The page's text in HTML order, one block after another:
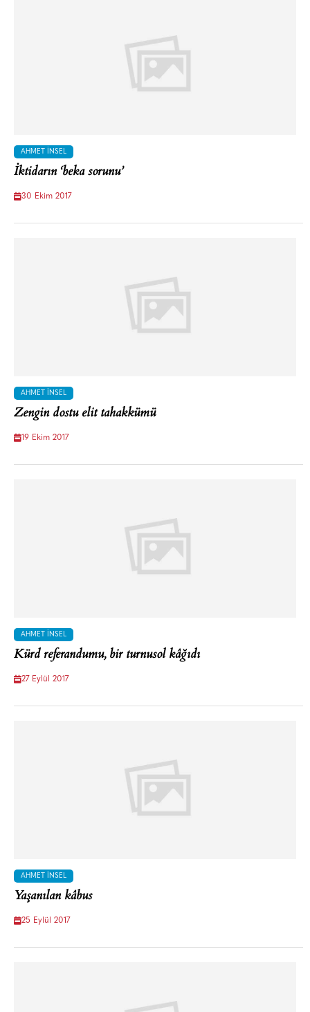
AHMET İNSEL
İktidarın ‘beka sorunu’
30 Ekim 2017
AHMET İNSEL
Zengin dostu elit tahakkümü
19 Ekim 2017
AHMET İNSEL
Kürd referandumu, bir turnusol kâğıdı
27 Eylül 2017
AHMET İNSEL
Yaşanılan kâbus
25 Eylül 2017